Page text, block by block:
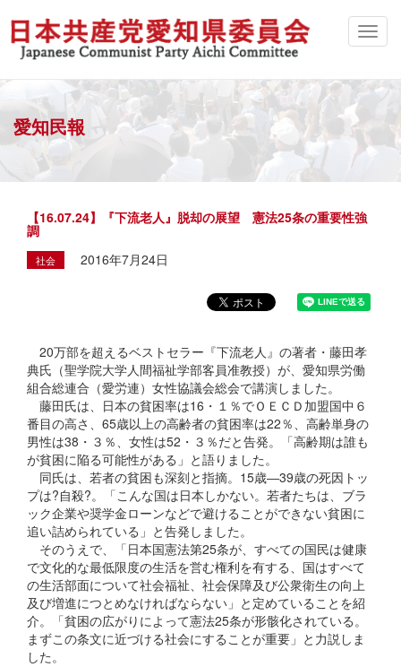
愛知民報
【16.07.24】『下流老人』脱却の展望 憲法25条の重要性強
調
社会 2016年7月24日
20万部を超えるベストセラー『下流老人』の著者・藤田孝
典氏（聖学院大学人間福祉学部客員准教授）が、愛知県労働
組合総連合（愛労連）女性協議会総会で講演しました。
藤田氏は、日本の貧困率は16・１％でＯＥＣＤ加盟国中６
番目の高さ、65歳以上の高齢者の貧困率は22％、高齢単身の
男性は38・３％、女性は52・３％だと告発。「高齢期は誰も
が貧困に陥る可能性がある」と語りました。
同氏は、若者の貧困も深刻と指摘。15歳―39歳の死因トッ
プは?自殺?。「こんな国は日本しかない。若者たちは、ブラ
ック企業や奨学金ローンなどで避けることができない貧困に
追い詰められている」と告発しました。
そのうえで、「日本国憲法第25条が、すべての国民は健康
で文化的な最低限度の生活を営む権利を有する、国はすべて
の生活部面について社会福祉、社会保障及び公衆衛生の向上
及び増進につとめなければならない」と定めていることを紹
介。「貧困の広がりによって憲法25条が形骸化されている。
まずこの条文に近づける社会にすることが重要」と力説しま
した。